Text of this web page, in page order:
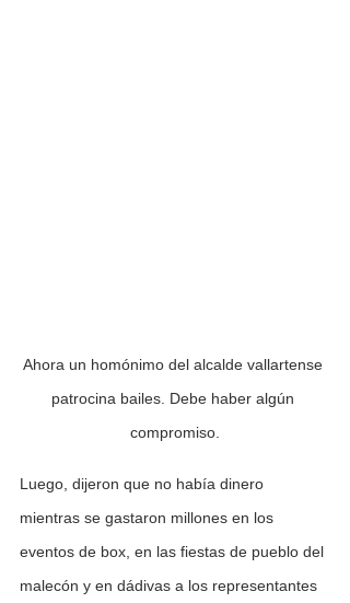
Ahora un homónimo del alcalde vallartense
patrocina bailes. Debe haber algún
compromiso.
Luego, dijeron que no había dinero
mientras se gastaron millones en los
eventos de box, en las fiestas de pueblo del
malecón y en dádivas a los representantes